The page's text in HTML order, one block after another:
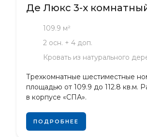
Де Люкс 3-х
109.9 м²
2 осн. + 4 доп.
Кровать из натурального
Трехкомнатные шестиместные
площадью от 109.9 до 112.8 кв.м.
в корпусе «СПА».
ПОДРОБНЕЕ